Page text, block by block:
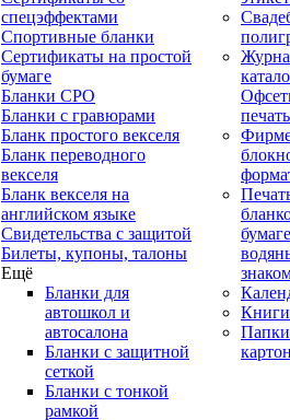
спецэффектами
Спортивные бланки
Cертификаты на простой
бумаге
Бланки СРО
Бланки с гравюрами
Бланк простого векселя
Бланк переводного
векселя
Бланк векселя на
английском языке
Свидетельства с защитой
Билеты, купоны, талоны
Ещё
Бланки для
автошкол и
автосалона
Бланки с защитной
сеткой
Бланки с тонкой
рамкой
печать
Книги
Папки